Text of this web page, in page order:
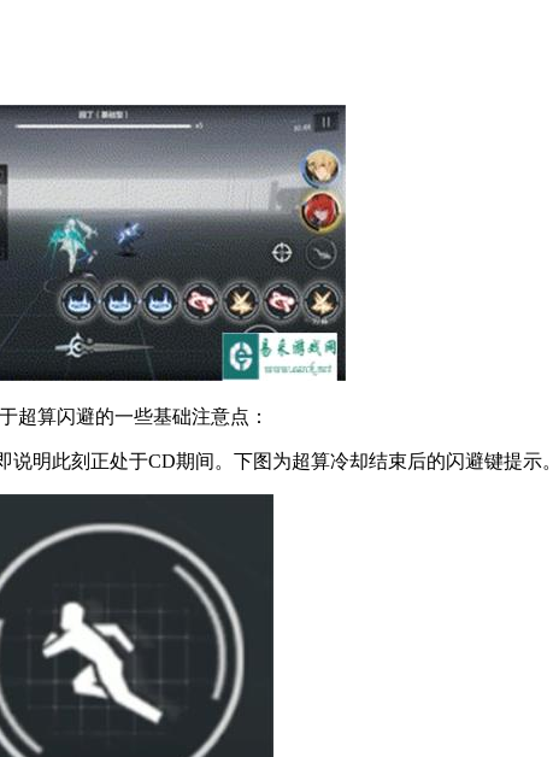
超算闪避的一些基础注意点：
明此刻正处于CD期间。下图为超算冷却结束后的闪避键提示。